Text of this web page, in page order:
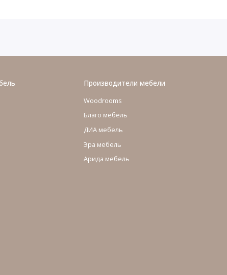
Производители мебели
Woodrooms
Благо мебель
ДИА мебель
Эра мебель
Арида мебель